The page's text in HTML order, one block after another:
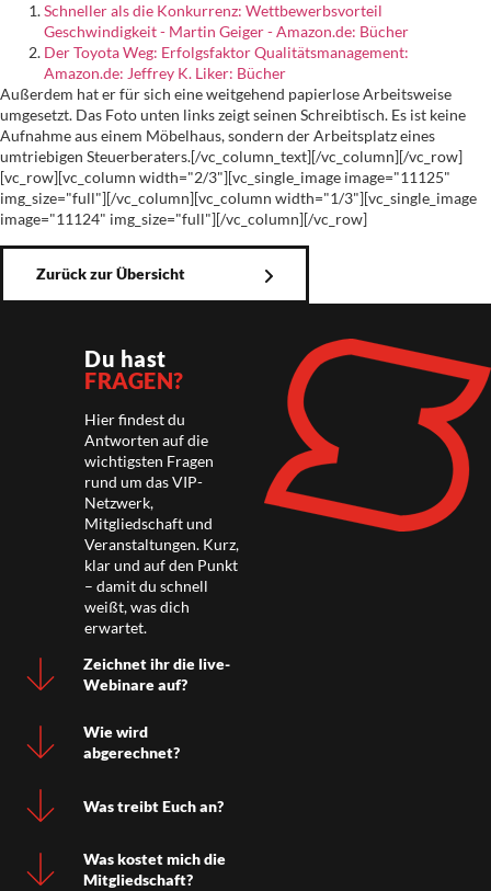
Schneller als die Konkurrenz: Wettbewerbsvorteil
Geschwindigkeit - Martin Geiger - Amazon.de: Bücher
Der Toyota Weg: Erfolgsfaktor Qualitätsmanagement:
Amazon.de: Jeffrey K. Liker: Bücher
Außerdem hat er für sich eine weitgehend papierlose Arbeitsweise
umgesetzt. Das Foto unten links zeigt seinen Schreibtisch. Es ist keine
Aufnahme aus einem Möbelhaus, sondern der Arbeitsplatz eines
umtriebigen Steuerberaters.[/vc_column_text][/vc_column][/vc_row]
[vc_row][vc_column width="2/3"][vc_single_image image="11125"
img_size="full"][/vc_column][vc_column width="1/3"][vc_single_image
image="11124" img_size="full"][/vc_column][/vc_row]
Zurück zur Übersicht
Du hast
FRAGEN?
Hier findest du
Antworten auf die
wichtigsten Fragen
rund um das VIP-
Netzwerk,
Mitgliedschaft und
Veranstaltungen. Kurz,
klar und auf den Punkt
– damit du schnell
weißt, was dich
erwartet.
Zeichnet ihr die live-
Webinare auf?
Wie wird
abgerechnet?
Was treibt Euch an?
Was kostet mich die
Mitgliedschaft?